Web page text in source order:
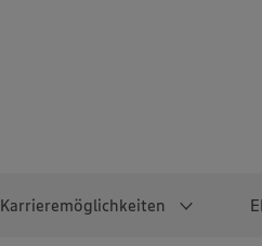
Karrieremöglichkeiten